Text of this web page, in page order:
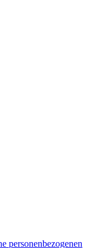
personenbezogenen